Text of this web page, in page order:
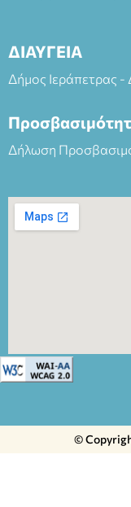
ΔΙΑΥΓΕΙΑ
Δήμος Ιεράπετρας -
Δήλωση
©